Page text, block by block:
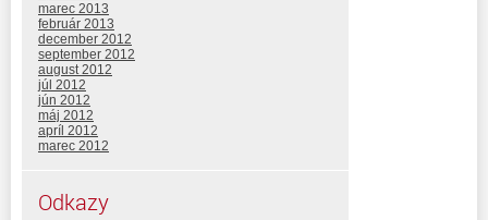
marec 2013
február 2013
december 2012
september 2012
august 2012
júl 2012
jún 2012
máj 2012
apríl 2012
marec 2012
Odkazy